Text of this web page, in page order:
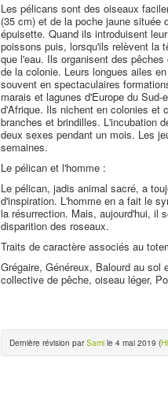
Les pélicans sont des oiseaux
(35 cm) et de la poche jaune
épuisette. Quand ils introduisent
poissons puis, lorsqu'ils relèvent la
que l'eau. Ils organisent des
de la colonie. Leurs longues ailes
souvent en spectaculaires
marais et lagunes d'Europe du
d'Afrique. Ils nichent en colonies et
branches et brindilles. L'incubation
deux sexes pendant un mois. Les
semaines.
Le pélican et l'homme :
Le pélican, jadis animal sacré, a
d'inspiration. L'homme en a fait le
la résurrection. Mais, aujourd'hui, il
disparition des roseaux.
Traits de caractère associés au
Grégaire, Généreux, Balourd au
collective de pêche, oiseau léger,
Dernière révision parSami le 4 mai 2019 (